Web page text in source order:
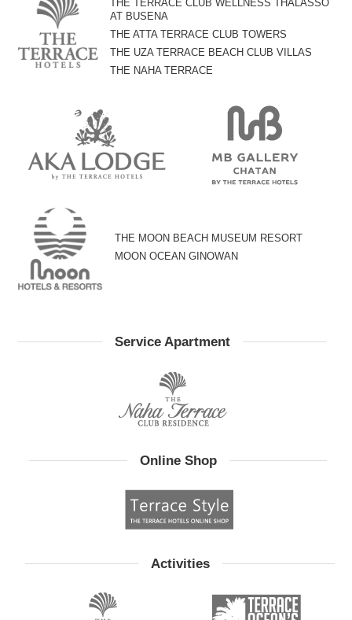
THE TERRACE CLUB WELLNESS THALASSO
AT BUSENA
THE ATTA TERRACE CLUB TOWERS
THE UZA TERRACE BEACH CLUB VILLAS
THE NAHA TERRACE
THE MOON BEACH MUSEUM RESORT
MOON OCEAN GINOWAN
Service Apartment
Online Shop
Activities